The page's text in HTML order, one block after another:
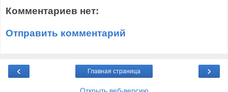
Комментариев нет:
Отправить комментарий
‹ ›
Главная страница